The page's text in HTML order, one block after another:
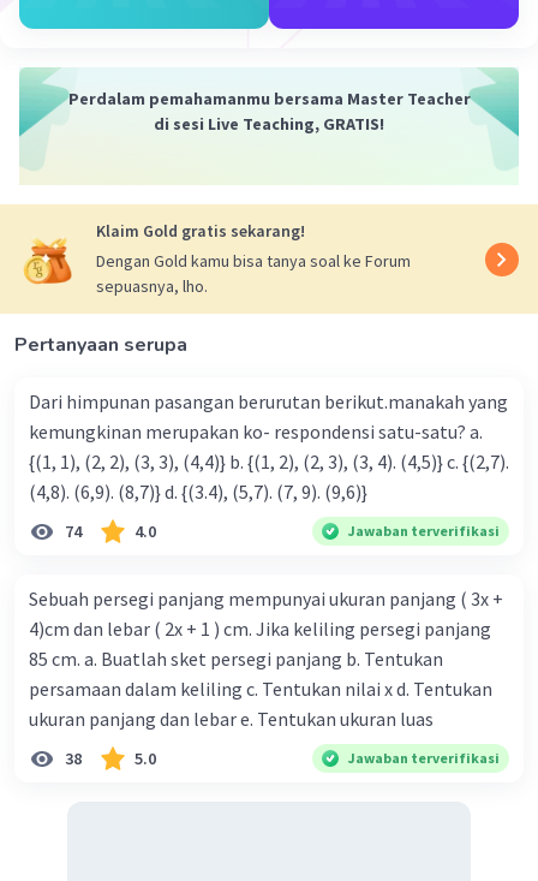
Beri Rating·0.0(0) Balas
Iklan
Perdalam pemahamanmu bersama Master Teacher
di sesi Live Teaching, GRATIS!
Klaim Gold gratis sekarang!
Dengan Gold kamu bisa tanya soal ke Forum
sepuasnya, lho.
Pertanyaan serupa
Dari himpunan pasangan berurutan berikut.manakah yang
kemungkinan merupakan ko- respondensi satu-satu? a.
{(1, 1), (2, 2), (3, 3), (4,4)} b. {(1, 2), (2, 3), (3, 4). (4,5)} c. {(2,7).
(4,8). (6,9). (8,7)} d. {(3.4), (5,7). (7, 9). (9,6)}
74 4.0 Jawaban terverifikasi
Sebuah persegi panjang mempunyai ukuran panjang ( 3x +
4)cm dan lebar ( 2x + 1 ) cm. Jika keliling persegi panjang
85 cm. a. Buatlah sket persegi panjang b. Tentukan
persamaan dalam keliling c. Tentukan nilai x d. Tentukan
ukuran panjang dan lebar e. Tentukan ukuran luas
38 5.0 Jawaban terverifikasi